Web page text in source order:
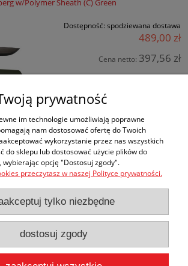
w/Polymer Sheath (C) Green
Dostępność: spodziewana dostawa
489,00 zł
Cena netto: 397,56 zł
Zakupy
Pomoc
Moje konto
Informacje
prywatność
im technologie umożliwiają poprawne
nam dostosować ofertę do Twoich
wykorzystanie przez nas wszystkich
do sklepu lub dostosować użycie plików do
opcję "Dostosuj zgody".
przeczytasz w naszej Polityce prywatności.
tylko niezbędne
dostosuj zgody